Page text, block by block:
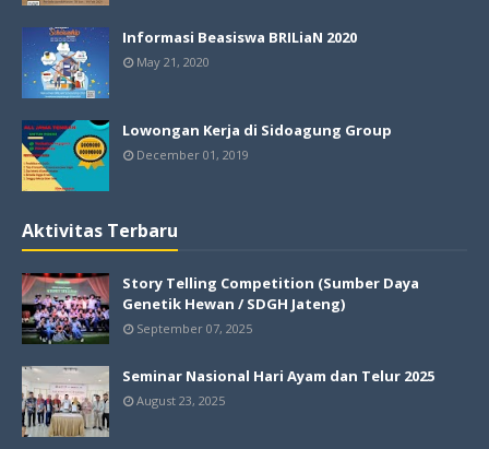
Informasi Beasiswa BRILiaN 2020
May 21, 2020
Lowongan Kerja di Sidoagung Group
December 01, 2019
Aktivitas Terbaru
Story Telling Competition (Sumber Daya
Genetik Hewan / SDGH Jateng)
September 07, 2025
Seminar Nasional Hari Ayam dan Telur 2025
August 23, 2025